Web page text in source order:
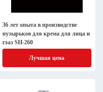
36 лет опыта в производстве
пузырьков для крема для лица и
глаз SH-260
Лучшая цена